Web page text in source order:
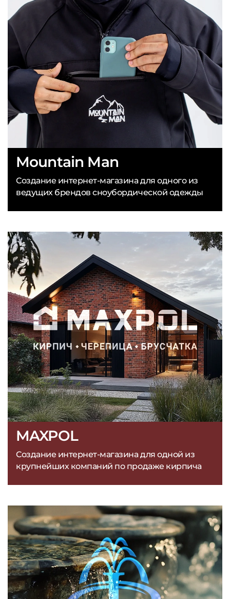
MAXPOL
Создание интернет-магазина для одной из
крупнейших компаний по продаже кирпича
Mountain Man
Создание интернет-магазина для одного из
ведущих брендов сноубордической одежды